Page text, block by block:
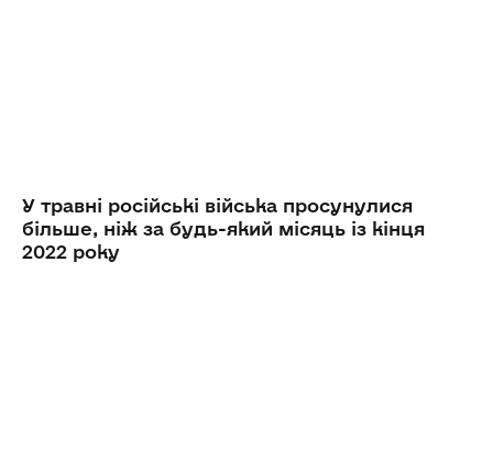
У травні російські війська просунулися
більше, ніж за будь-який місяць із кінця
2022 року